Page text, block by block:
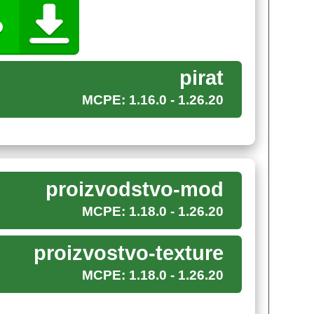
насмерть.
это мечта каждого любителя моды. К
мириться с неподходящей формой.
носят лохмотья. Данный беспредел
образ для зимней пустоши, чтобы
года.
ткацкий станок.
pirat
MCPE: 1.16.0 - 1.26.20
proizvodstvo-mod
MCPE: 1.18.0 - 1.26.20
proizvostvo-texture
MCPE: 1.18.0 - 1.26.20